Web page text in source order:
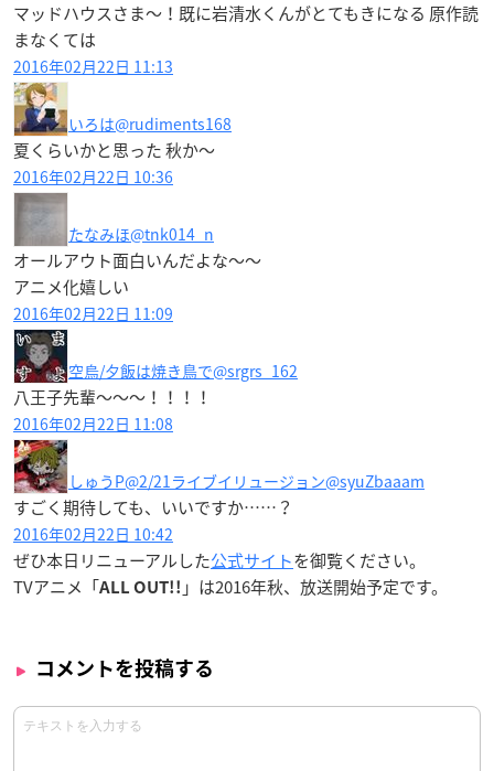
マッドハウスさま〜！既に岩清水くんがとてもきになる 原作読
まなくては
2016年02月22日 11:13
いろは@rudiments168
夏くらいかと思った 秋か〜
2016年02月22日 10:36
たなみほ@tnk014_n
オールアウト面白いんだよな〜〜
アニメ化嬉しい
2016年02月22日 11:09
空烏/夕飯は焼き鳥で@srgrs_162
八王子先輩〜〜〜！！！！
2016年02月22日 11:08
しゅうP@2/21ライブイリュージョン@syuZbaaam
すごく期待しても、いいですか……？
2016年02月22日 10:42
ぜひ本日リニューアルした公式サイトを御覧ください。
TVアニメ「ALL OUT!! 」は2016年秋、放送開始予定です。
コメントを投稿する